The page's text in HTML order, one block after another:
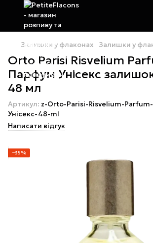
Залишки у флаконах Залишки у
Orto Parisi Risvelium
Парфум Унісекс
48 мл
Артикул: z-Orto-Parisi-Risvelium-
Унісекс-48-ml
Написати відгук
−35%